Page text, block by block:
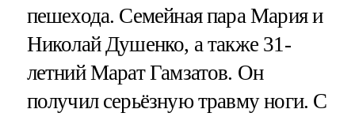
пешехода. Семейная пара Мария и
Николай Душенко, а также 31-
летний Марат Гамзатов. Он
получил серьёзную травму ноги. С